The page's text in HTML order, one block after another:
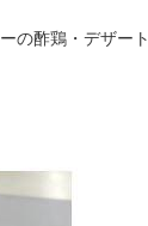
の酢鶏・デザート